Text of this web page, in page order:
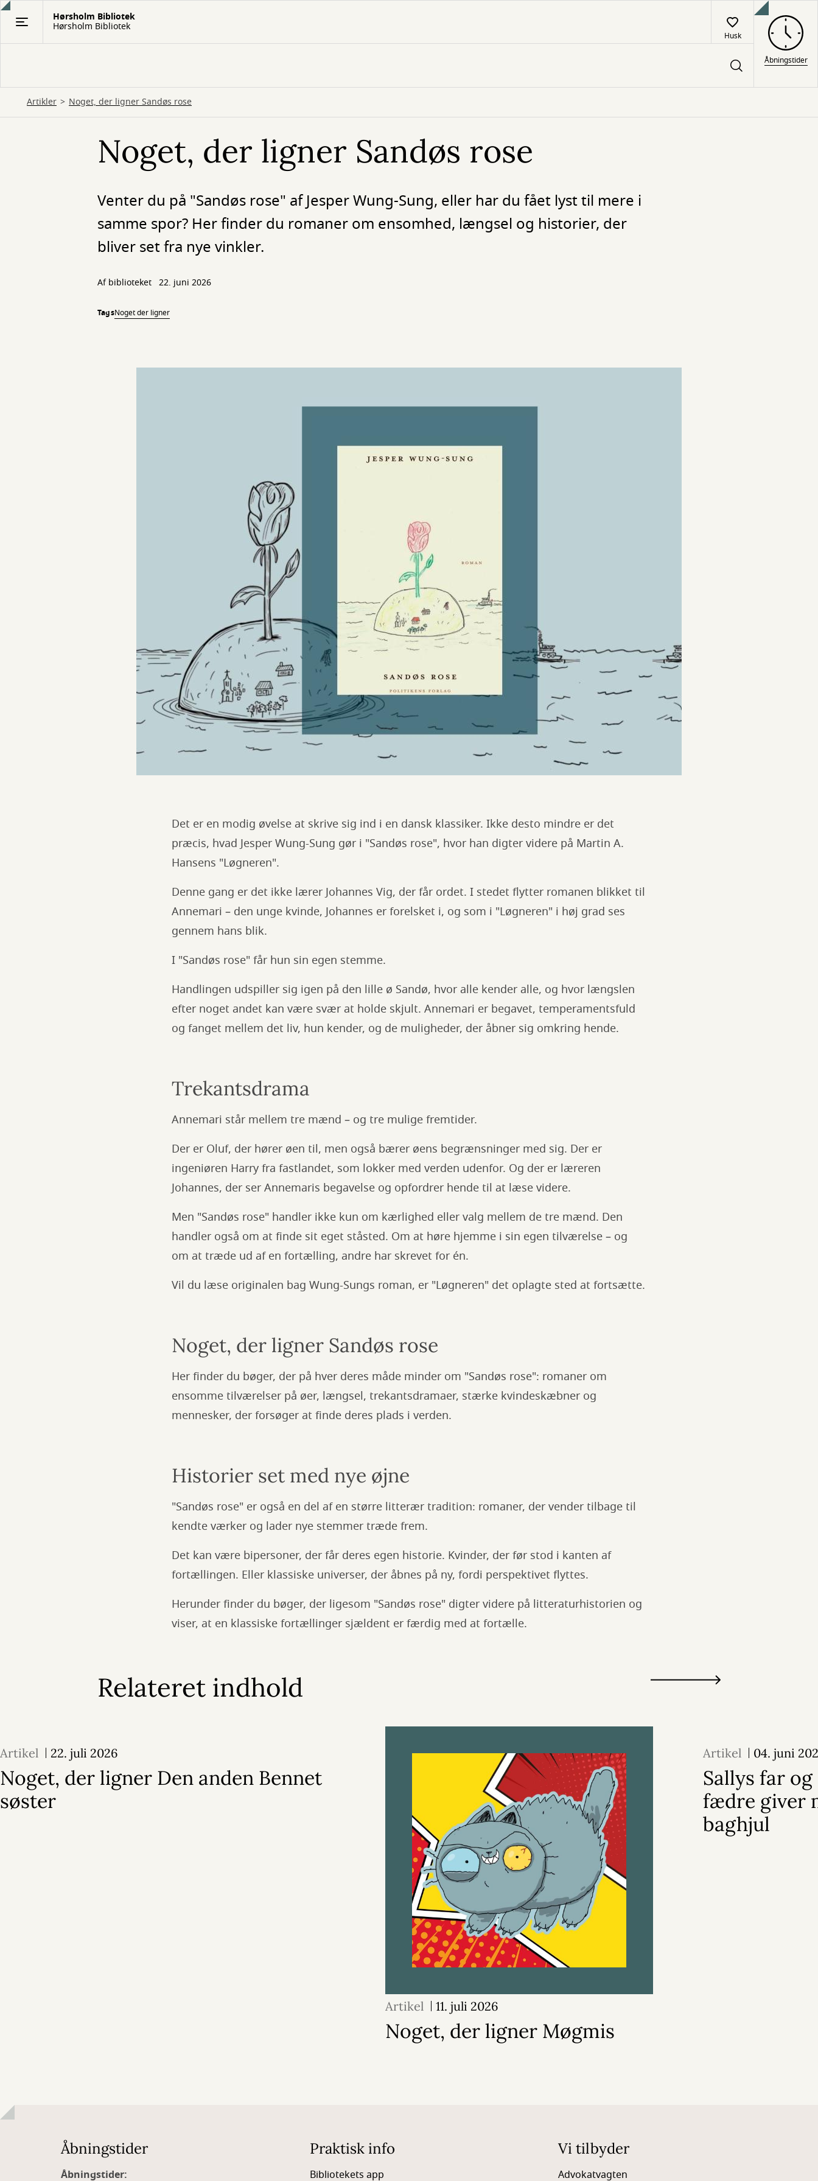
Gå
Hørsholm Bibliotek
Hørsholm Bibliotek
Husk
Åbningstider
Artikler Noget, der ligner Sandøs rose
Noget, der ligner Sandøs rose
Venter du på "Sandøs rose" af Jesper Wung-Sung, eller har du fået lyst til mere i
samme spor? Her finder du romaner om ensomhed, længsel og historier, der
bliver set fra nye vinkler.
Af biblioteket 22. juni 2026
TagsNoget der ligner
Det er en modig øvelse at skrive sig ind i en dansk klassiker. Ikke desto mindre er det
præcis, hvad Jesper Wung-Sung gør i "Sandøs rose", hvor han digter videre på Martin A.
Hansens "Løgneren".
Denne gang er det ikke lærer Johannes Vig, der får ordet. I stedet flytter romanen blikket til
Annemari – den unge kvinde, Johannes er forelsket i, og som i "Løgneren" i høj grad ses
gennem hans blik.
I "Sandøs rose" får hun sin egen stemme.
Handlingen udspiller sig igen på den lille ø Sandø, hvor alle kender alle, og hvor længslen
efter noget andet kan være svær at holde skjult. Annemari er begavet, temperamentsfuld
og fanget mellem det liv, hun kender, og de muligheder, der åbner sig omkring hende.
Trekantsdrama
Annemari står mellem tre mænd – og tre mulige fremtider.
Der er Oluf, der hører øen til, men også bærer øens begrænsninger med sig. Der er
ingeniøren Harry fra fastlandet, som lokker med verden udenfor. Og der er læreren
Johannes, der ser Annemaris begavelse og opfordrer hende til at læse videre.
Men "Sandøs rose" handler ikke kun om kærlighed eller valg mellem de tre mænd. Den
handler også om at finde sit eget ståsted. Om at høre hjemme i sin egen tilværelse – og
om at træde ud af en fortælling, andre har skrevet for én.
Vil du læse originalen bag Wung-Sungs roman, er "Løgneren" det oplagte sted at fortsætte.
Noget, der ligner Sandøs rose
Her finder du bøger, der på hver deres måde minder om "Sandøs rose": romaner om
ensomme tilværelser på øer, længsel, trekantsdramaer, stærke kvindeskæbner og
mennesker, der forsøger at finde deres plads i verden.
Historier set med nye øjne
"Sandøs rose" er også en del af en større litterær tradition: romaner, der vender tilbage til
kendte værker og lader nye stemmer træde frem.
Det kan være bipersoner, der får deres egen historie. Kvinder, der før stod i kanten af
fortællingen. Eller klassiske universer, der åbnes på ny, fordi perspektivet flyttes.
Herunder finder du bøger, der ligesom "Sandøs rose" digter videre på litteraturhistorien og
viser, at en klassiske fortællinger sjældent er færdig med at fortælle.
Relateret indhold
Artikel 22. juli 2026
Noget, der ligner Den anden Bennet
søster
Artikel 11. juli 2026
Noget, der ligner Møgmis
Artikel 04. juni
Sallys far
fædre giver
baghjul
Åbningstider
Åbningstider:
Praktisk info
Bibliotekets app
Vi tilbyder
Advokatvagten